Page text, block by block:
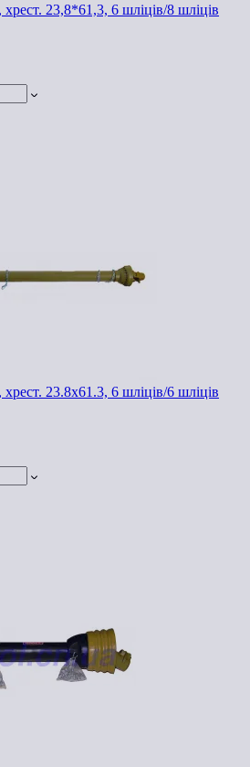
23,8*61,3, 6 шліців/8 шліців
23.8х61.3, 6 шліців/6 шліців